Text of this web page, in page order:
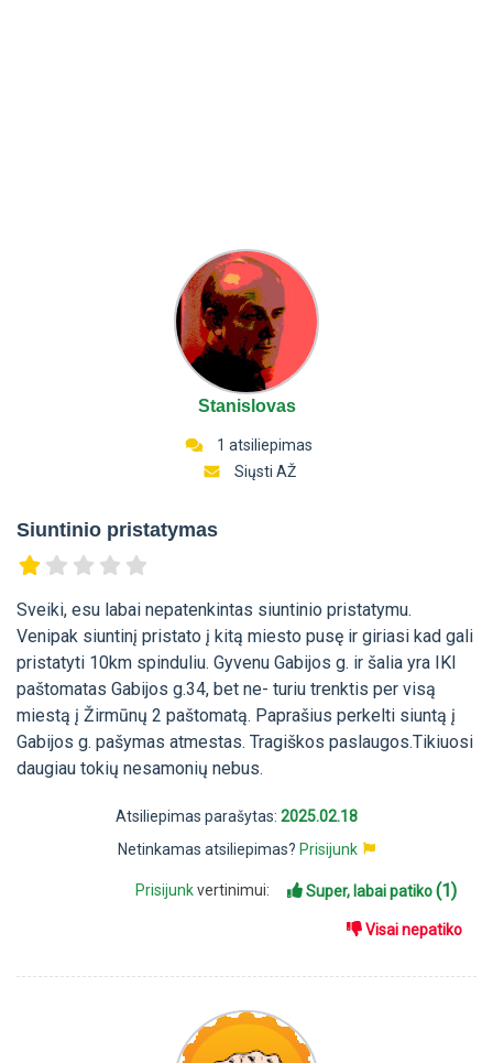
Stanislovas
1 atsiliepimas
Siųsti AŽ
Siuntinio pristatymas
Sveiki, esu labai nepatenkintas siuntinio pristatymu.
Venipak siuntinį pristato į kitą miesto pusę ir giriasi kad gali
pristatyti 10km spinduliu. Gyvenu Gabijos g. ir šalia yra IKI
paštomatas Gabijos g.34, bet ne- turiu trenktis per visą
miestą į Žirmūnų 2 paštomatą. Paprašius perkelti siuntą į
Gabijos g. pašymas atmestas. Tragiškos paslaugos.Tikiuosi
daugiau tokių nesamonių nebus.
Atsiliepimas parašytas: 2025.02.18
Netinkamas atsiliepimas? Prisijunk
Prisijunkvertinimui: Super, labai patiko(1)
Visai nepatiko